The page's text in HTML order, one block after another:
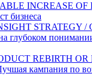
INCREASE OF
бизнеса
STRATEGY /
глубоком
REBIRTH
кампания по